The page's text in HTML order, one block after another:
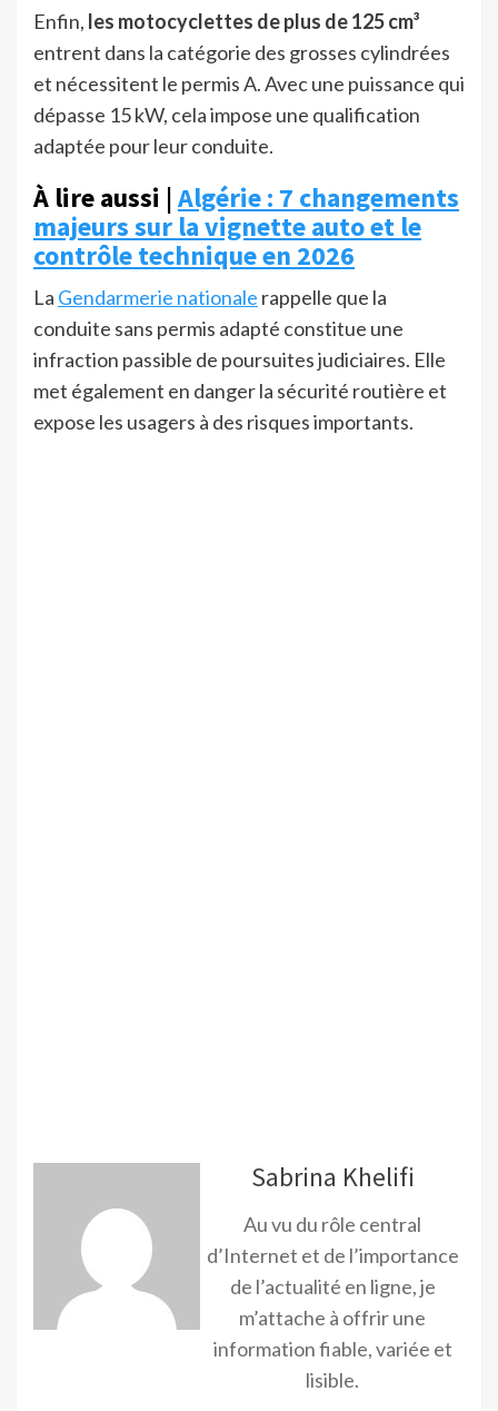
Enfin, les motocyclettes de plus de 125 cm³
entrent dans la catégorie des grosses cylindrées
et nécessitent le permis A. Avec une puissance qui
dépasse 15 kW, cela impose une qualification
adaptée pour leur conduite.
À lire aussi |Algérie : 7 changements
majeurs sur la vignette auto et le
contrôle technique en 2026
La Gendarmerie nationale rappelle que la
conduite sans permis adapté constitue une
infraction passible de poursuites judiciaires. Elle
met également en danger la sécurité routière et
expose les usagers à des risques importants.
Sabrina Khelifi
Au vu du rôle central
d’Internet et de l’importance
de l’actualité en ligne, je
m’attache à offrir une
information fiable, variée et
lisible.